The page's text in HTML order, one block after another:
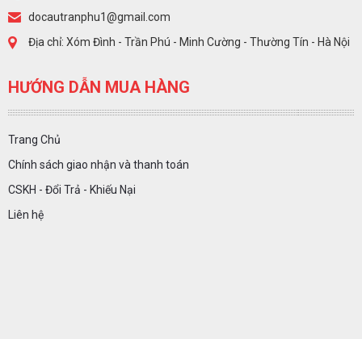
docautranphu1@gmail.com
Địa chỉ: Xóm Đình - Trần Phú - Minh Cường - Thường Tín - Hà Nội
HƯỚNG DẪN MUA HÀNG
Trang Chủ
Chính sách giao nhận và thanh toán
CSKH - Đổi Trả - Khiếu Nại
Liên hệ